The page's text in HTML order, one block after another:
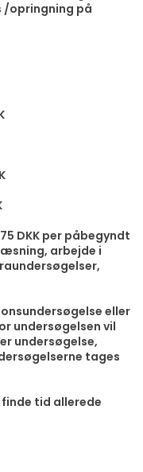
/opringning på
DKK per påbegyndt
arbejde i
eller
undersøgelsen vil
undersøgelse,
tages
tid allerede